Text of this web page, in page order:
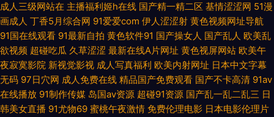
产 影音先锋a级片 91自拍大学生 精品成人中出国产 蜜桃网五月天 人妻无码
久久中文字幕 婷婷五月天se 91超在线视频公开 91在线国内 老湿机导航 精东
AV 91色花堂 亚洲欧洲成人在线 青青操社区 吃瓜黑料在线麻烦 黑丝诱惑国产
欧美变态肛交 日日干日日操电影导航 91女同福利 国产91在线视频看看 欧美
成人三级网站在 主播福利姬h在线 国产精一精二区 基情涩涩网 51漫
画成人 丁香5月综合网 91爱爱com 伊人涩涩射 黄色视频网址导航
91国在线观看 91最新自拍 黄色软件91 国产操女人 国产乱人 欧美乱
欲视频 超碰吃瓜 久草涩涩 最新在线A片网址 黄色视屏网站 欧美午
夜寂寞影院 新视觉影视 成人写真福利 欧美内射网址 日本中文字幕
无码 97日穴网 成人免费在线 精品国产免费观看 国产不卡高清 91av
在线播放 91制作传媒 岛国av资源 超碰91资源 国产乱一乱二乱三 日
韩美女直播 91尤物69 蜜桃午夜激情 免费伦理电影 日本电影伦理片